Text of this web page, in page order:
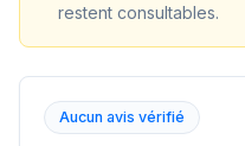
restent consultables.
Aucun avis vérifié